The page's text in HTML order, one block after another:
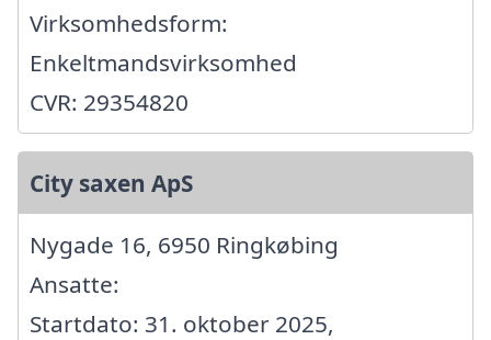
Virksomhedsform:
Enkeltmandsvirksomhed
CVR: 29354820
City saxen ApS
Nygade 16, 6950 Ringkøbing
Ansatte:
Startdato: 31. oktober 2025,